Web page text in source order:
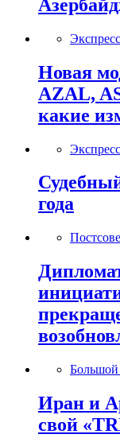
Новая
AZAL,
какие
года
Большой
Иран и
свой